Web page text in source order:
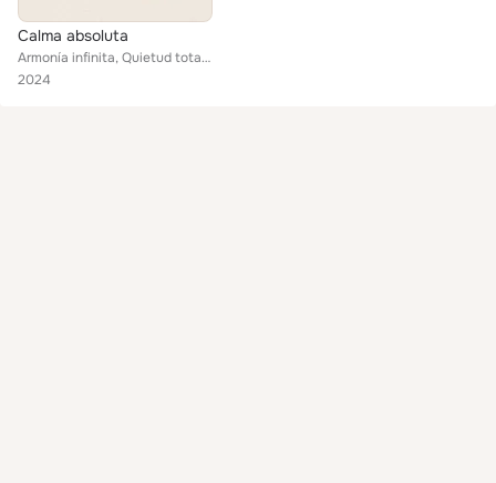
Calma absoluta
Armonía infinita, Quietud total, Paz perpetua
2024